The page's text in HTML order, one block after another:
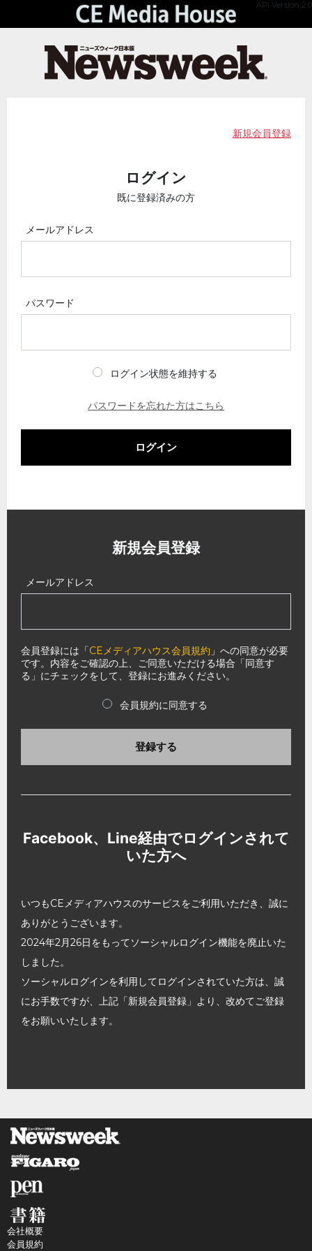
API Version 2.0
新規会員登録
ログイン
既に登録済みの方
メールアドレス
パスワード
ログイン状態を維持する
パスワードを忘れた方はこちら
ログイン
新規会員登録
メールアドレス
会員登録には「CEメディアハウス会員規約 」への同意が必要
です。内容をご確認の上、ご同意いただける場合「同意す
る」にチェックをして、登録にお進みください。
会員規約に同意する
登録する
Facebook、Line経由でログインされて
いた方へ
いつもCEメディアハウスのサービスをご利用いただき、誠に
ありがとうございます。
2024年2月26日をもってソーシャルログイン機能を廃止いた
しました。
ソーシャルログインを利用してログインされていた方は、誠
にお手数ですが、上記「新規会員登録」より、改めてご登録
をお願いいたします。
会社概要
会員規約